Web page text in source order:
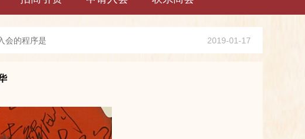
会的程序是 2019-01-17
有下列权利
入本会的会员，必须具备下列条件